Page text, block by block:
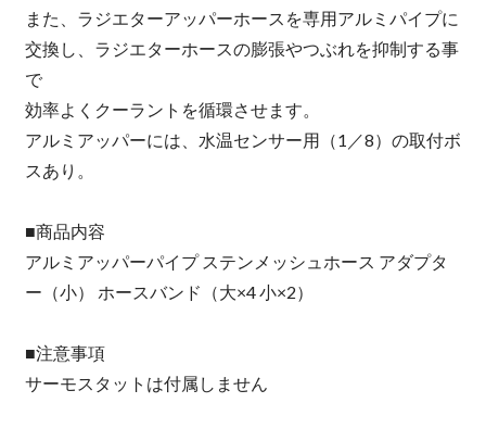
また、ラジエターアッパーホースを専用アルミパイプに
交換し、ラジエターホースの膨張やつぶれを抑制する事
で
効率よくクーラントを循環させます。
アルミアッパーには、水温センサー用（1／8）の取付ボ
スあり。
■商品内容
アルミアッパーパイプ ステンメッシュホース アダプタ
ー（小） ホースバンド（大×4 小×2）
■注意事項
サーモスタットは付属しません